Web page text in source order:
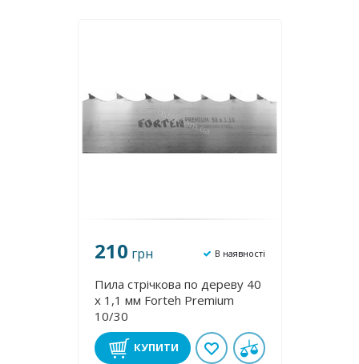
210 грн В наявності
Пила стрічкова по дереву 40
х 1,1 мм Forteh Premium
10/30
КУПИТИ